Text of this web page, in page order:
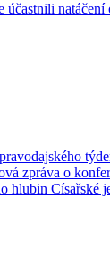
účastnili
zpráva o
hlubin Císařské